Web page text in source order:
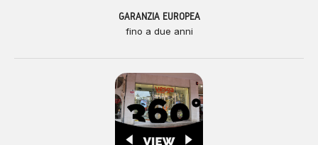
GARANZIA EUROPEA
fino a due anni